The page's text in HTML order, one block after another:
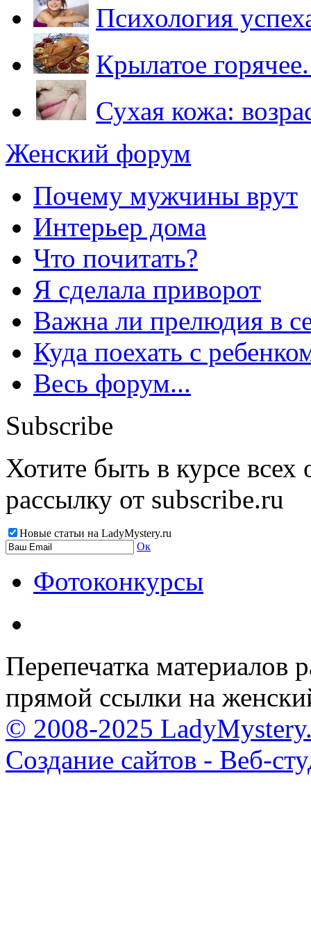
Психология
Крылатое
Сухая кожа:
Женский форум
Почему мужчины врут
Интерьер дома
Что почитать?
Я сделала приворот
Важна ли прелюдия в
Куда поехать с
Весь форум...
Subscribe
Хотите быть в курсе
рассылку от subscribe.ru
Новые статьи на LadyMystery.ru
Ок
Фотоконкурсы
Перепечатка материалов
прямой ссылки на
© 2008-2025
Создание сайтов - Веб-